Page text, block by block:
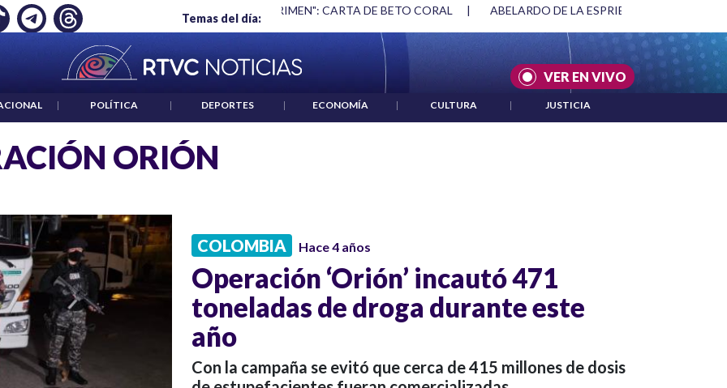
Temas del día:
EMPLEO: JP MORGAN "HABLAR NO ES UN CRIMEN": CARTA DE BETO CORAL | ABELARDO DE LA ESPRIELLA Y DMG
VER EN VIVO
| POLÍTICA | DEPORTES | ECONOMÍA | CULTURA | JUSTICIA
ORIÓN
COLOMBIA Hace 4 años
Operación ‘Orión’ incautó 471
toneladas de droga durante este
año
Con la campaña se evitó que cerca de 415 millones de dosis